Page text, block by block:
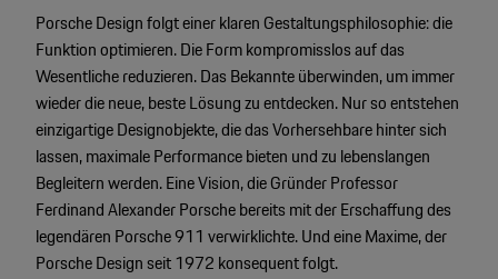
Newsletter
Porsche Shop
Mein Porsche Account
Porsche Gebrauchtwagen
Konfigurator
Car Configurator
Porsche Timepieces
Porsche Poster Designer
Porsche Design folgt einer klaren Gestaltungsphilosophie: die
Funktion optimieren. Die Form kompromisslos auf das
Wesentliche reduzieren. Das Bekannte überwinden, um immer
wieder die neue, beste Lösung zu entdecken. Nur so entstehen
einzigartige Designobjekte, die das Vorhersehbare hinter sich
lassen, maximale Performance bieten und zu lebenslangen
Begleitern werden. Eine Vision, die Gründer Professor
Ferdinand Alexander Porsche bereits mit der Erschaffung des
legendären Porsche 911 verwirklichte. Und eine Maxime, der
Porsche Design seit 1972 konsequent folgt.